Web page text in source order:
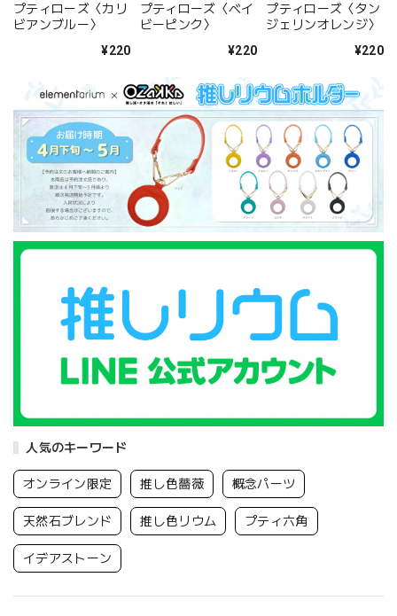
人気のキーワード
オンライン限定 推し色薔薇 概念パーツ
天然石ブレンド 推し色リウム プティ六角
イデアストーン
プティローズ〈カリ
ビアンブルー〉
¥220
プティローズ〈ベイ
ビーピンク〉
¥220
プティローズ〈タン
ジェリンオレンジ〉
¥220